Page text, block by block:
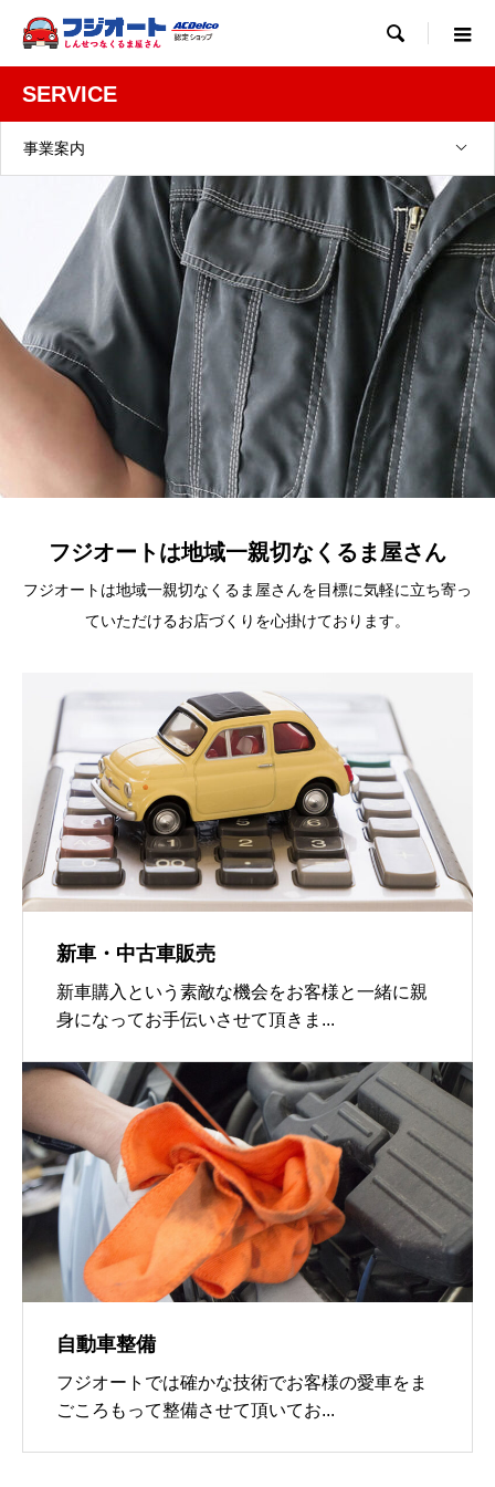

SERVICE
事業案内
フジオートは地域一親切なくるま屋さん
フジオートは地域一親切なくるま屋さんを目標に気軽に立ち寄っ
ていただけるお店づくりを心掛けております。
新車・中古車販売
新車購入という素敵な機会をお客様と一緒に親
身になってお手伝いさせて頂きま...
自動車整備
フジオートでは確かな技術でお客様の愛車をま
ごころもって整備させて頂いてお...